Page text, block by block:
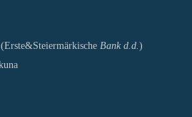
Bank d.d.)